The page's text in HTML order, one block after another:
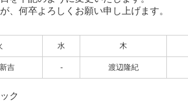
、何卒よろしくお願い申し上げます。
水 木
吉 - 渡辺隆紀
ク